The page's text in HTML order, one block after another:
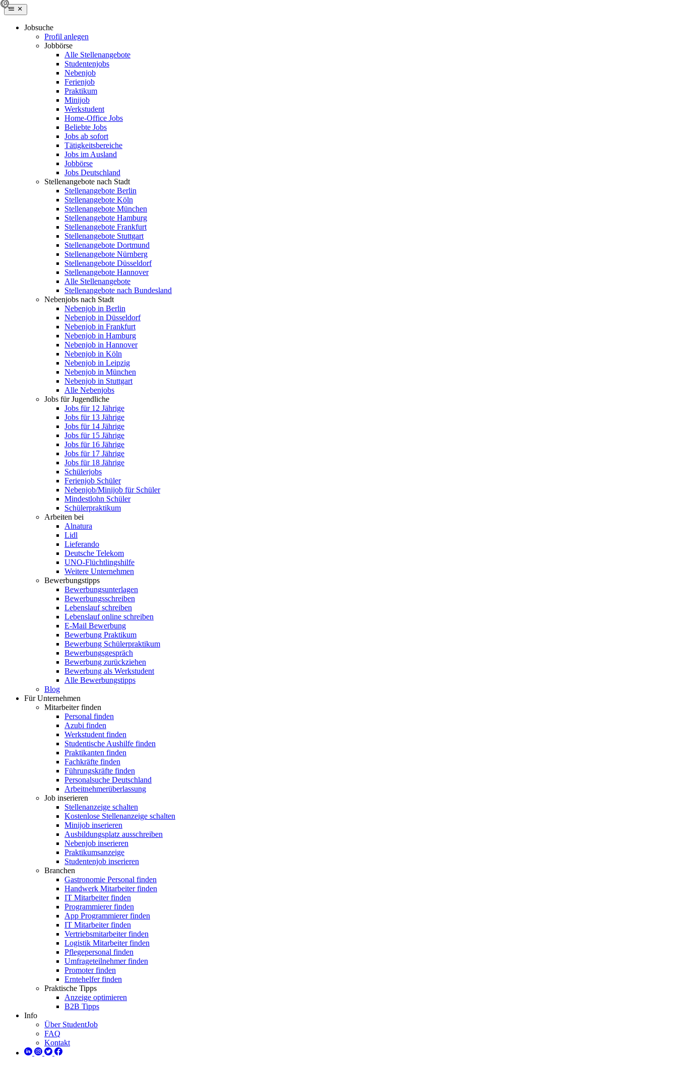
Jobsuche
Profil anlegen
Jobbörse
Alle Stellenangebote
Studentenjobs
Nebenjob
Ferienjob
Praktikum
Minijob
Werkstudent
Home-Office Jobs
Beliebte Jobs
Jobs ab sofort
Tätigkeitsbereiche
Jobs im Ausland
Jobbörse
Jobs Deutschland
Stellenangebote nach Stadt
Stellenangebote Berlin
Stellenangebote Köln
Stellenangebote München
Stellenangebote Hamburg
Stellenangebote Frankfurt
Stellenangebote Stuttgart
Stellenangebote Dortmund
Stellenangebote Nürnberg
Stellenangebote Düsseldorf
Stellenangebote Hannover
Alle Stellenangebote
Stellenangebote nach Bundesland
Nebenjobs nach Stadt
Nebenjob in Berlin
Nebenjob in Düsseldorf
Nebenjob in Frankfurt
Nebenjob in Hamburg
Nebenjob in Hannover
Nebenjob in Köln
Nebenjob in Leipzig
Nebenjob in München
Nebenjob in Stuttgart
Alle Nebenjobs
Jobs für Jugendliche
Jobs für 12 Jährige
Jobs für 13 Jährige
Jobs für 14 Jährige
Jobs für 15 Jährige
Jobs für 16 Jährige
Jobs für 17 Jährige
Jobs für 18 Jährige
Schülerjobs
Ferienjob Schüler
Nebenjob/Minijob für Schüler
Mindestlohn Schüler
Schülerpraktikum
Arbeiten bei
Alnatura
Lidl
Lieferando
Deutsche Telekom
UNO-Flüchtlingshilfe
Weitere Unternehmen
Bewerbungstipps
Bewerbungsunterlagen
Bewerbungsschreiben
Lebenslauf schreiben
Lebenslauf online schreiben
E-Mail Bewerbung
Bewerbung Praktikum
Bewerbung Schülerpraktikum
Bewerbungsgespräch
Bewerbung zurückziehen
Bewerbung als Werkstudent
Alle Bewerbungstipps
Blog
Für Unternehmen
Mitarbeiter finden
Personal finden
Azubi finden
Werkstudent finden
Studentische Aushilfe finden
Praktikanten finden
Fachkräfte finden
Führungskräfte finden
Personalsuche Deutschland
Arbeitnehmerüberlassung
Job inserieren
Stellenanzeige schalten
Kostenlose Stellenanzeige schalten
Minijob inserieren
Ausbildungsplatz ausschreiben
Nebenjob inserieren
Praktikumsanzeige
Studentenjob inserieren
Branchen
Gastronomie Personal finden
Handwerk Mitarbeiter finden
IT Mitarbeiter finden
Programmierer finden
App Programmierer finden
IT Mitarbeiter finden
Vertriebsmitarbeiter finden
Logistik Mitarbeiter finden
Pflegepersonal finden
Umfrageteilnehmer finden
Promoter finden
Erntehelfer finden
Praktische Tipps
Anzeige optimieren
B2B Tipps
Info
Über StudentJob
FAQ
Kontakt